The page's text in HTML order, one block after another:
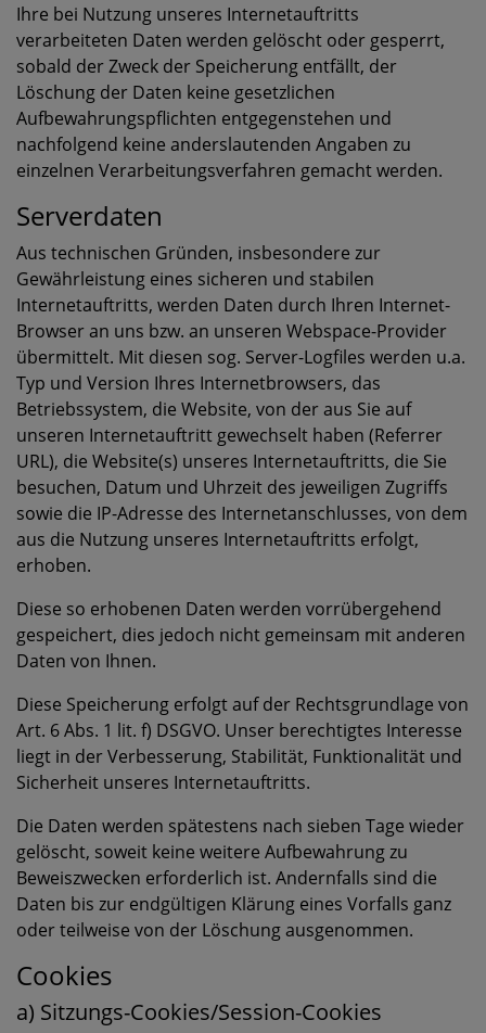
Ihre bei Nutzung unseres Internetauftritts
verarbeiteten Daten werden gelöscht oder gesperrt,
sobald der Zweck der Speicherung entfällt, der
Löschung der Daten keine gesetzlichen
Aufbewahrungspflichten entgegenstehen und
nachfolgend keine anderslautenden Angaben zu
einzelnen Verarbeitungsverfahren gemacht werden.
Serverdaten
Aus technischen Gründen, insbesondere zur
Gewährleistung eines sicheren und stabilen
Internetauftritts, werden Daten durch Ihren Internet-
Browser an uns bzw. an unseren Webspace-Provider
übermittelt. Mit diesen sog. Server-Logfiles werden u.a.
Typ und Version Ihres Internetbrowsers, das
Betriebssystem, die Website, von der aus Sie auf
unseren Internetauftritt gewechselt haben (Referrer
URL), die Website(s) unseres Internetauftritts, die Sie
besuchen, Datum und Uhrzeit des jeweiligen Zugriffs
sowie die IP-Adresse des Internetanschlusses, von dem
aus die Nutzung unseres Internetauftritts erfolgt,
erhoben.
Diese so erhobenen Daten werden vorrübergehend
gespeichert, dies jedoch nicht gemeinsam mit anderen
Daten von Ihnen.
Diese Speicherung erfolgt auf der Rechtsgrundlage von
Art. 6 Abs. 1 lit. f) DSGVO. Unser berechtigtes Interesse
liegt in der Verbesserung, Stabilität, Funktionalität und
Sicherheit unseres Internetauftritts.
Die Daten werden spätestens nach sieben Tage wieder
gelöscht, soweit keine weitere Aufbewahrung zu
Beweiszwecken erforderlich ist. Andernfalls sind die
Daten bis zur endgültigen Klärung eines Vorfalls ganz
oder teilweise von der Löschung ausgenommen.
Cookies
a) Sitzungs-Cookies/Session-Cookies